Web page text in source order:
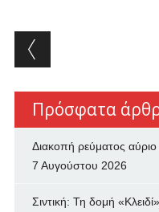
Post
Πρόσφατα
Διακοπή ρεύματος αύριο
7 Αυγούστου 2026
Σιντική: Τη δομή